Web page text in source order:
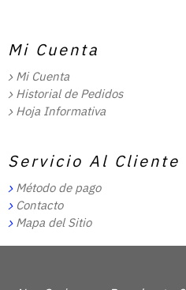
Mi Cuenta
Mi Cuenta
Historial de Pedidos
Hoja Informativa
Servicio Al Cliente
Método de pago
Contacto
Mapa del Sitio